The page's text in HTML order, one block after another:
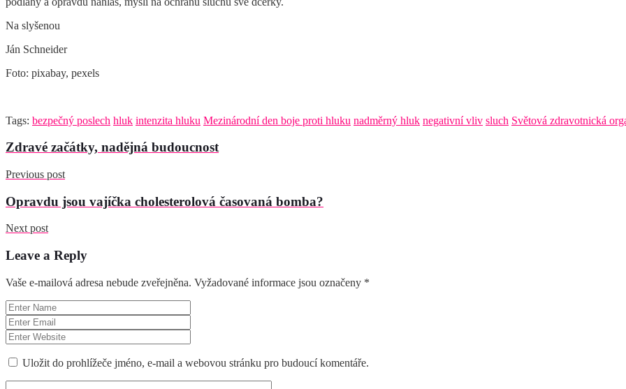
Na slyšenou
Ján Schneider
Foto: pixabay, pexels
Tags: bezpečný poslech hluk intenzita hluku Mezinárodní den boje proti hluku nadměrný hluk negativní vliv sluch Světová zdravotnická
Zdravé začátky, nadějná budoucnost
Previous post
Opravdu jsou vajíčka cholesterolová časovaná bomba?
Next post
Leave a Reply
Vaše e-mailová adresa nebude zveřejněna. Vyžadované informace jsou označeny *
Uložit do prohlížeče jméno, e-mail a webovou stránku pro budoucí komentáře.